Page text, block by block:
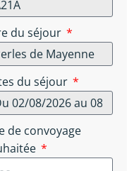
du séjour
du séjour
de convoyage